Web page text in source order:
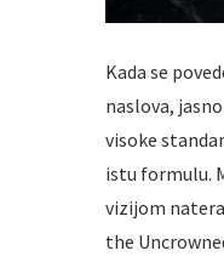
Kada se
naslova,
visoke
istu formulu.
vizijom
the